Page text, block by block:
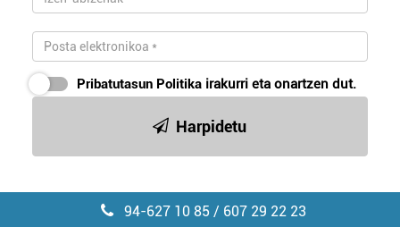
Pribatutasun Politika irakurri eta onartzen dut.
Harpidetu
94-627 10 85 / 607 29 22 23